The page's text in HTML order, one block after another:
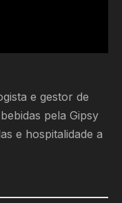
e gestor de
pela Gipsy
e hospitalidade a